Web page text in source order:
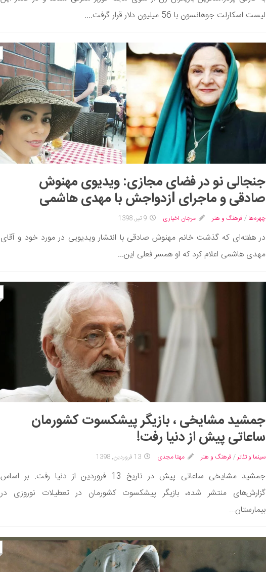
لیست اسکارلت جوهانسون با 56 میلیون دلار قرار گرفت....
جنجالی نو در فضای مجازی: ویدیوی مهنوش
صادقی و ماجرای lزدواجش با مهدی هاشمی
چهره‌ها / فرهنگ و هنر مرجان اخیاری 9 تیر, 1398
در هفته‌ای که گذشت خانم مهنوش صادقی با انتشار ویدیویی در مورد خود و آقای
مهدی هاشمی اعلام کرد که او همسر فعلی این...
جمشید مشایخی ، بازیگر پیشکسوت کشورمان
ساعاتی پیش از دنیا رفت!
سینما و تئاتر/ فرهنگ و هنر مهتا مجدی 13 فروردین, 1398
جمشید مشایخی ساعاتی پیش در تاریخ 13 فروردین از دنیا رفت. بر اساس
گزارش‌های منتشر شده، بازیگر پیشکسوت کشورمان در تعطیلات نوروزی در
بیمارستان...